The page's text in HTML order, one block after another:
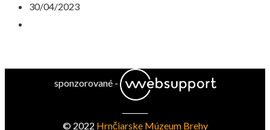
30/04/2023
sponzorované -
© 2022 Hrnčiarske Múzeum Brehy